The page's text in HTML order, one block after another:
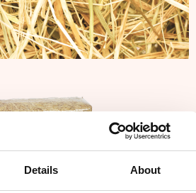
Details About